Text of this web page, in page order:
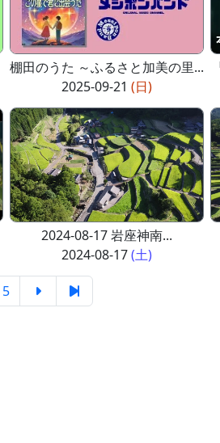
棚田のうた ～ふるさと加美の里...
2025-09-21 (日)
2024-08-17 岩座神南...
2024-08-17(土)
5